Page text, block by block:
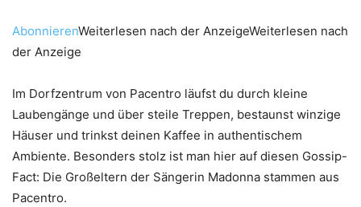
AbonnierenWeiterlesen nach der AnzeigeWeiterlesen nach
der Anzeige
Im Dorfzentrum von Pacentro läufst du durch kleine
Laubengänge und über steile Treppen, bestaunst winzige
Häuser und trinkst deinen Kaffee in authentischem
Ambiente. Besonders stolz ist man hier auf diesen Gossip-
Fact: Die Großeltern der Sängerin Madonna stammen aus
Pacentro.